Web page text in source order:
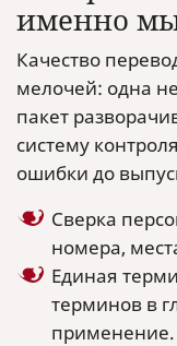
именно
Качество
мелочей: одна
пакет
систему
ошибки до
Сверка
номера,
Единая
терминов в
применение.